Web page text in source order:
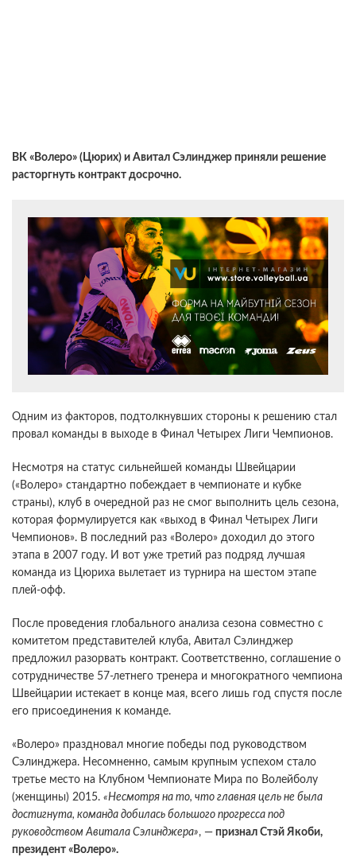
ВК «Волеро» (Цюрих) и Авитал Сэлинджер приняли решение
расторгнуть контракт досрочно.
Одним из факторов, подтолкнувших стороны к решению стал
провал команды в выходе в Финал Четырех Лиги Чемпионов.
Несмотря на статус сильнейшей команды Швейцарии
(«Волеро» стандартно побеждает в чемпионате и кубке
страны), клуб в очередной раз не смог выполнить цель сезона,
которая формулируется как «выход в Финал Четырех Лиги
Чемпионов». В последний раз «Волеро» доходил до этого
этапа в 2007 году. И вот уже третий раз подряд лучшая
команда из Цюриха вылетает из турнира на шестом этапе
плей-офф.
После проведения глобального анализа сезона совместно с
комитетом представителей клуба, Авитал Сэлинджер
предложил разорвать контракт. Соответственно, соглашение о
сотрудничестве 57-летнего тренера и многократного чемпиона
Швейцарии истекает в конце мая, всего лишь год спустя после
его присоединения к команде.
«Волеро» праздновал многие победы под руководством
Сэлинджера. Несомненно, самым крупным успехом стало
третье место на Клубном Чемпионате Мира по Волейболу
(женщины) 2015. «Несмотря на то, что главная цель не была
достигнута, команда добилась большого прогресса под
руководством Авитала Сэлинджера», — признал Стэй Якоби,
президент «Волеро».